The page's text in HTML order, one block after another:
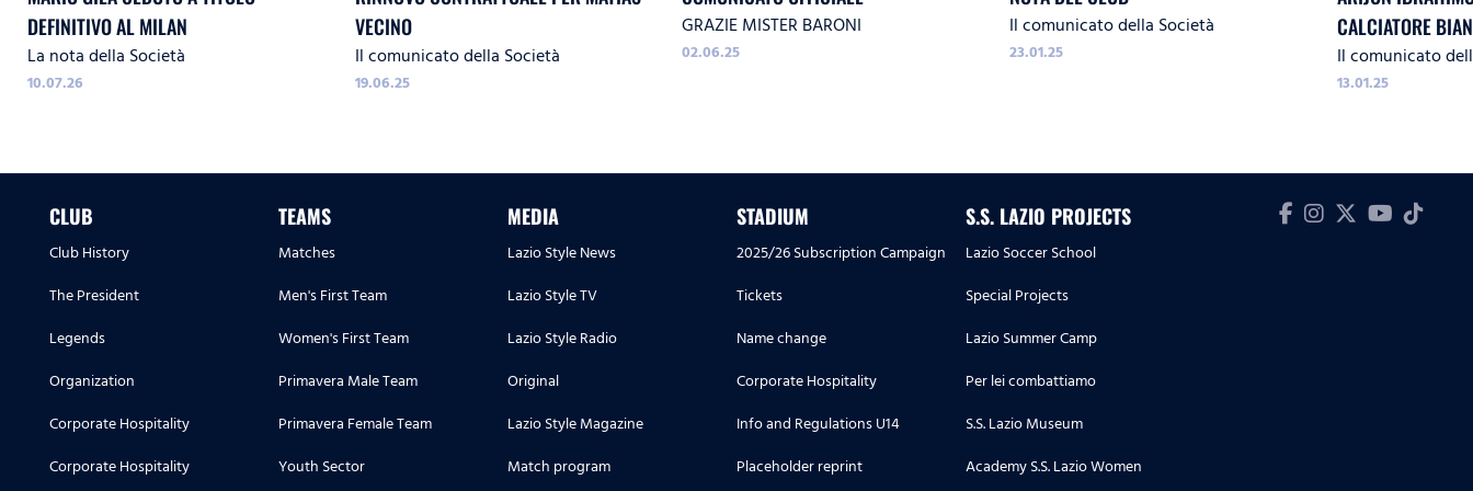
DEFINITIVO AL MILAN
La nota della Società
10.07.26
VECINO
Il comunicato della Società
19.06.25
GRAZIE MISTER BARONI
02.06.25
Il comunicato della Società
23.01.25
CALCIATORE
Il comunicato
13.01.25
CLUB
Club History
The President
Legends
Organization
Corporate Hospitality
Corporate Hospitality
TEAMS
Matches
Men's First Team
Women's First Team
Primavera Male Team
Primavera Female Team
Youth Sector
MEDIA
Lazio Style News
Lazio Style TV
Lazio Style Radio
Original
Lazio Style Magazine
Match program
STADIUM
2025/26 Subscription Campaign
Tickets
Name change
Corporate Hospitality
Info and Regulations U14
Placeholder reprint
S.S. LAZIO PROJECTS
Lazio Soccer School
Special Projects
Lazio Summer Camp
Per lei combattiamo
S.S. Lazio Museum
Academy S.S. Lazio Women